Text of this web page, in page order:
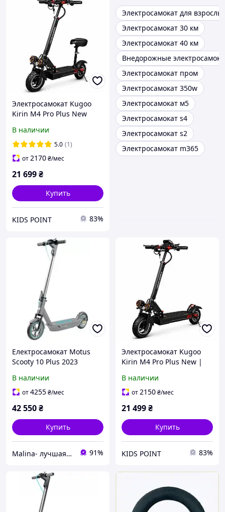
Электросамокат Kugoo
Kirin M4 Pro Plus New
ROAD 10.5" c NFC-
дисплеем,3 LED-фарами,
RGB-подсветкой с
сиденьем
В наличии
5.0 (1)
от2170₴/мес
21 699₴
Купить
KIDS POINT 83%
Электросамокат для
Электросамокат 30 км
Электросамокат 40 км
Внедорожные
Электросамокат пром
Электросамокат 350w
Электросамокат м5
Электросамокат s4
Электросамокат s2
Электросамокат m365
Електросамокат Motus
Scooty 10 Plus 2023
В наличии
от4255₴/мес
42 550₴
Купить
Malina- лучшая техника в наличии 91%
Электросамокат Kugoo
Kirin M4 Pro Plus New |
ROAD 10.5" с NFC-
дисплеем, RGB-
В наличии
от2150₴/мес
21 499₴
Купить
KIDS POINT 83%